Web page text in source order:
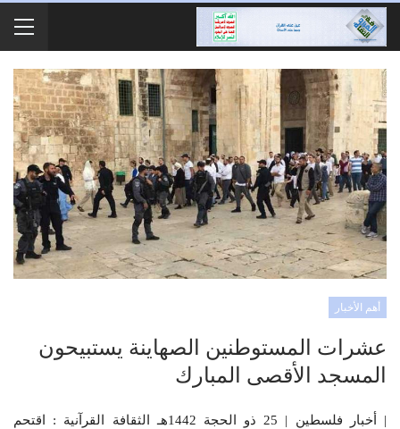
أهم الأخبار
عشرات المستوطنين الصهاينة يستبيحون
المسجد الأقصى المبارك
| أخبار فلسطين | 25 ذو الحجة 1442هـ الثقافة القرآنية : اقتحم